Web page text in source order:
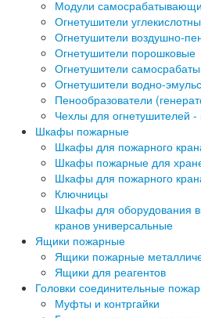
Модули
Огнетушители
Огнетушители воздушно-
Огнетушители порошковые
Огнетушители
Огнетушители водно-
Пенообразователи
Чехлы для огнетушителей
Шкафы пожарные
Шкафы для пожарного
Шкафы пожарные для
Шкафы для пожарного
Ключницы
Шкафы для оборудования
кранов универсальные
Ящики пожарные
Ящики пожарные
Ящики для реагентов
Головки соединительные
Муфты и контргайки